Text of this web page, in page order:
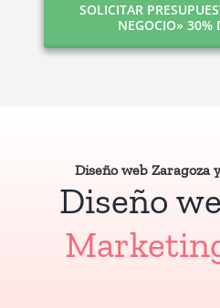
SOLICITAR
NEGOCIO» 30%
Diseño web Zaragoza
Diseño